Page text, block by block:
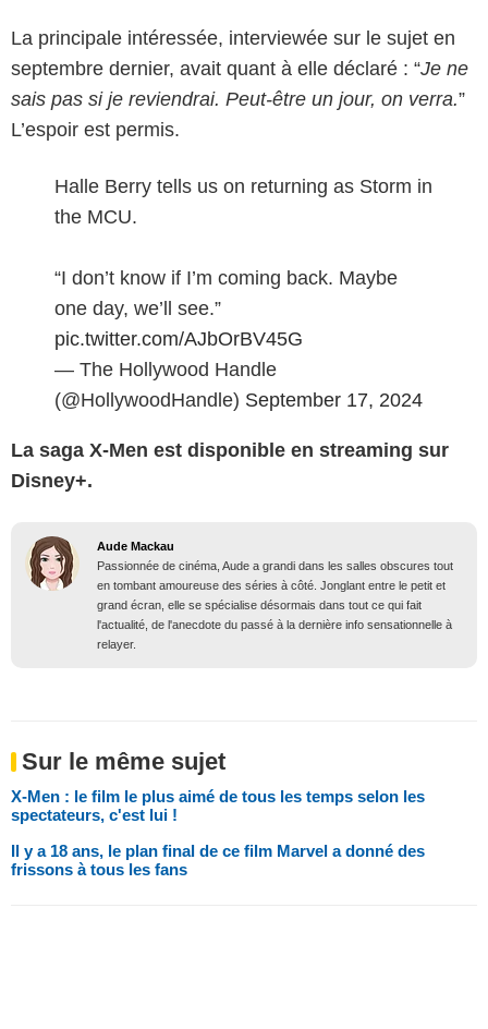
La principale intéressée, interviewée sur le sujet en
septembre dernier, avait quant à elle déclaré : “Je ne
sais pas si je reviendrai. Peut-être un jour, on verra.”
L’espoir est permis.
Halle Berry tells us on returning as Storm in
the MCU.
“I don’t know if I’m coming back. Maybe
one day, we’ll see.”
pic.twitter.com/AJbOrBV45G
— The Hollywood Handle
(@HollywoodHandle) September 17, 2024
La saga X-Men est disponible en streaming sur
Disney+.
Aude Mackau
Passionnée de cinéma, Aude a grandi dans les salles obscures tout
en tombant amoureuse des séries à côté. Jonglant entre le petit et
grand écran, elle se spécialise désormais dans tout ce qui fait
l'actualité, de l'anecdote du passé à la dernière info sensationnelle à
relayer.
Sur le même sujet
X-Men : le film le plus aimé de tous les temps selon les
spectateurs, c'est lui !
Il y a 18 ans, le plan final de ce film Marvel a donné des
frissons à tous les fans